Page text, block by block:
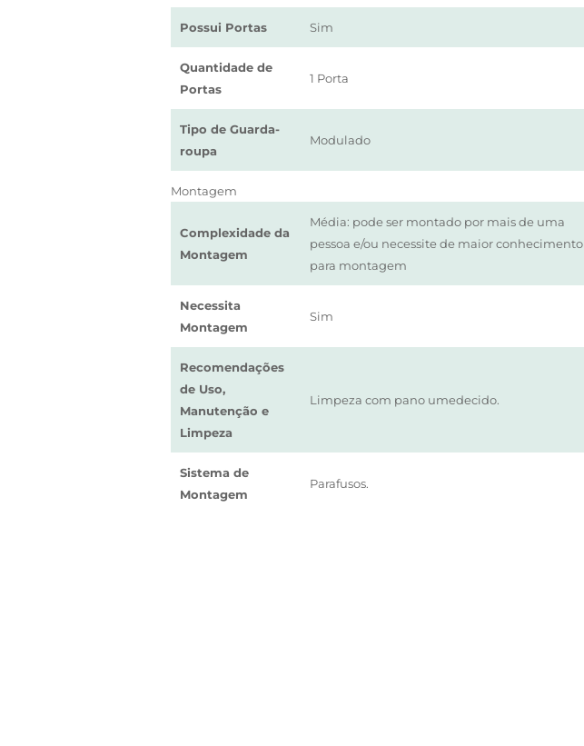
Possui Portas Sim
Quantidade de
Portas
1 Porta
Tipo de Guarda-
roupa
Modulado
Montagem
Complexidade da
Montagem
Média: pode ser montado por mais de uma
pessoa e/ou necessite de maior conhecimento
para montagem
Necessita
Montagem
Sim
Recomendações
de Uso,
Manutenção e
Limpeza
Limpeza com pano umedecido.
Sistema de
Montagem
Parafusos.